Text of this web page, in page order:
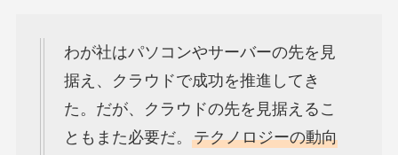
わが社はパソコンやサーバーの先を見
据え、クラウドで成功を推進してき
た。だが、クラウドの先を見据えるこ
ともまた必要だ。 テクノロジーの動向